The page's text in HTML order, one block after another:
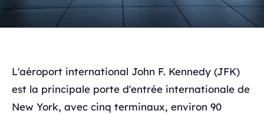
L'aéroport international John F. Kennedy (JFK)
est la principale porte d'entrée internationale de
New York, avec cinq terminaux, environ 90